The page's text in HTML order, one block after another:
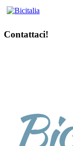
Contattaci!